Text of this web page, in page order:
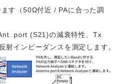
す（50Ω付近 / PAに合った調
port (S21)の減衰特性、Tx
インピーダンスを測定します。